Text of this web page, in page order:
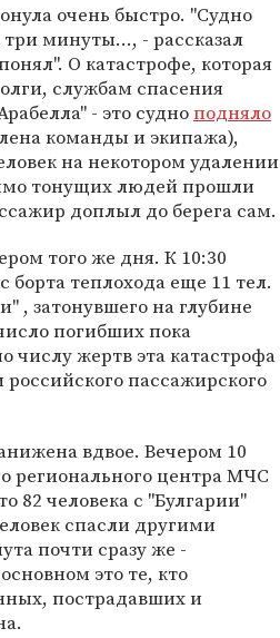
очень быстро. "Судно
минуты..., - рассказал
О катастрофе, которая
службам спасения
- это судноподняло
команды и экипажа),
на некотором удалении
тонущих людей прошли
доплыл до берега сам.
того же дня. К 10:30
теплохода еще 11 тел.
, затонувшего на глубине
погибших пока
числу жертв эта катастрофа
пассажирского
вдвое. Вечером 10
регионального центра МЧС
82 человека с "Булгарии"
спасли другими
почти сразу же -
это те, кто
пострадавших и